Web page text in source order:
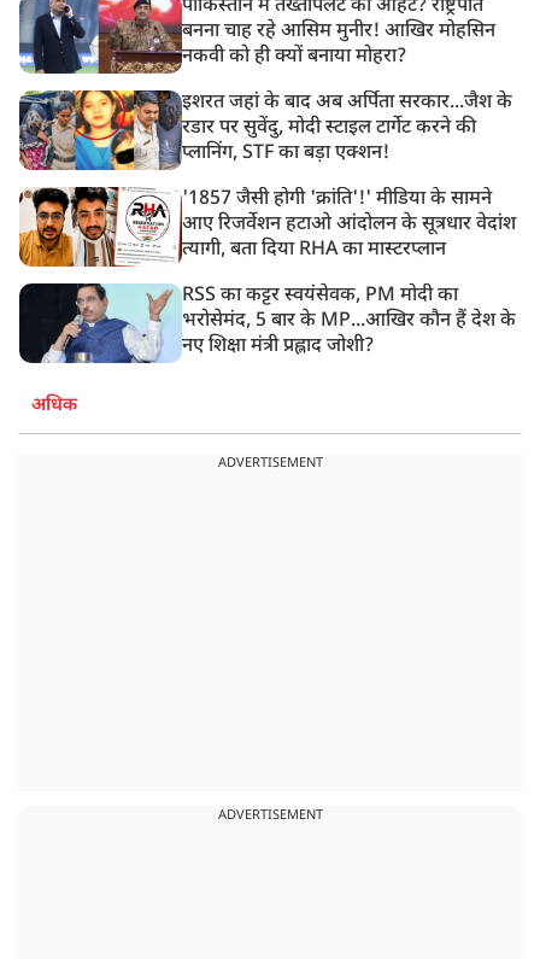
पाकिस्तान में तख्तापलट की आहट? राष्ट्रपति
बनना चाह रहे आसिम मुनीर! आखिर मोहसिन
नकवी को ही क्यों बनाया मोहरा?
इशरत जहां के बाद अब अर्पिता सरकार...जैश के
रडार पर सुवेंदु, मोदी स्टाइल टार्गेट करने की
प्लानिंग, STF का बड़ा एक्शन!
'1857 जैसी होगी 'क्रांति'!' मीडिया के सामने
आए रिजर्वेशन हटाओ आंदोलन के सूत्रधार वेदांश
त्यागी, बता दिया RHA का मास्टरप्लान
RSS का कट्टर स्वयंसेवक, PM मोदी का
भरोसेमंद, 5 बार के MP...आखिर कौन हैं देश के
नए शिक्षा मंत्री प्रह्लाद जोशी?
अधिक
ADVERTISEMENT
ADVERTISEMENT